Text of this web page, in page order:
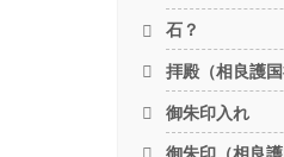
石？
拝殿（相良護国
御朱印入れ